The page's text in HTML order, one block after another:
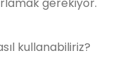
kullanabiliriz?